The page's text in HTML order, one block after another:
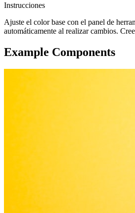
Instrucciones
Ajuste el color base con el panel de
automáticamente al realizar cambios.
Example Components